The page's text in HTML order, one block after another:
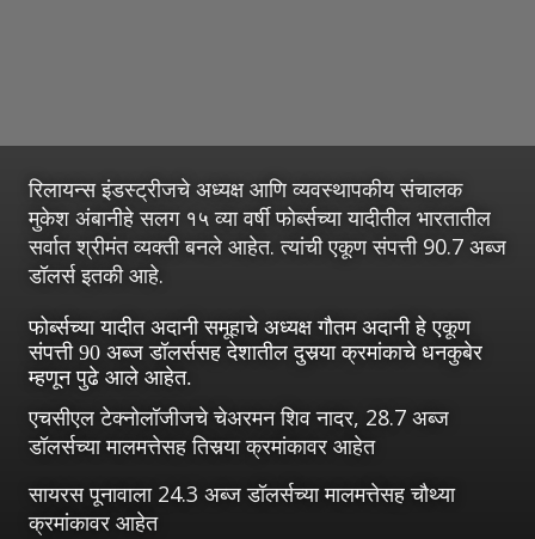
रिलायन्स इंडस्ट्रीजचे अध्यक्ष आणि व्यवस्थापकीय संचालक
मुकेश अंबानीहे सलग १५ व्या वर्षी फोर्ब्सच्या यादीतील भारतातील
सर्वात श्रीमंत व्यक्ती बनले आहेत. त्यांची एकूण संपत्ती 90.7 अब्ज
डॉलर्स इतकी आहे.
फोर्ब्सच्या यादीत अदानी समूहाचे अध्यक्ष गौतम अदानी हे एकूण
संपत्ती 90 अब्ज डॉलर्ससह देशातील दुसर्‍या क्रमांकाचे धनकुबेर
म्हणून पुढे आले आहेत.
एचसीएल टेक्नोलॉजीजचे चेअरमन शिव नादर, 28.7 अब्ज
डॉलर्सच्या मालमत्तेसह तिसर्‍या क्रमांकावर आहेत
सायरस पूनावाला 24.3 अब्ज डॉलर्सच्या मालमत्तेसह चौथ्या
क्रमांकावर आहेत